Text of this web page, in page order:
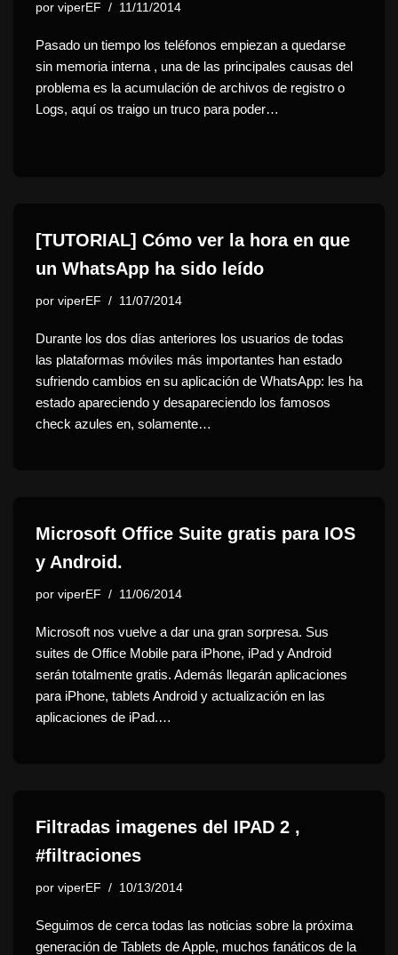
por viperEF 11/11/2014
Pasado un tiempo los teléfonos empiezan a quedarse
sin memoria interna , una de las principales causas del
problema es la acumulación de archivos de registro o
Logs, aquí os traigo un truco para poder…
[TUTORIAL] Cómo ver la hora en que
un WhatsApp ha sido leído
por viperEF 11/07/2014
Durante los dos días anteriores los usuarios de todas
las plataformas móviles más importantes han estado
sufriendo cambios en su aplicación de WhatsApp: les ha
estado apareciendo y desapareciendo los famosos
check azules en, solamente…
Microsoft Office Suite gratis para IOS
y Android.
por viperEF 11/06/2014
Microsoft nos vuelve a dar una gran sorpresa. Sus
suites de Office Mobile para iPhone, iPad y Android
serán totalmente gratis. Además llegarán aplicaciones
para iPhone, tablets Android y actualización en las
aplicaciones de iPad.…
Filtradas imagenes del IPAD 2 ,
#filtraciones
por viperEF 10/13/2014
Seguimos de cerca todas las noticias sobre la próxima
generación de Tablets de Apple, muchos fanáticos de la